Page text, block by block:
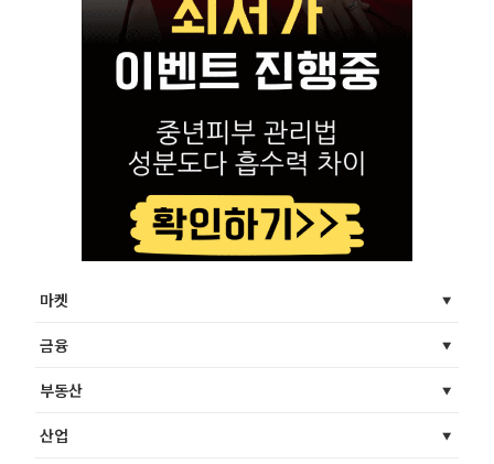
마켓
금융
부동산
산업